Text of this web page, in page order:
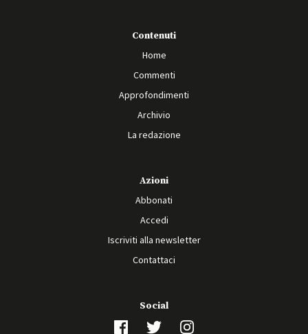
Contenuti
Home
Commenti
Approfondimenti
Archivio
La redazione
Azioni
Abbonati
Accedi
Iscriviti alla newsletter
Contattaci
Social